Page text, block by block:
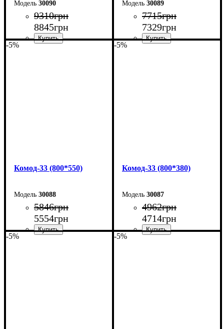
30090
9310грн
8845грн
30089
7715грн
7329грн
-5%
Комод-33 (800*550)
30088
5846грн
5554грн
-5%
Комод-33 (800*380)
30087
4962грн
4714грн
-5% -5%